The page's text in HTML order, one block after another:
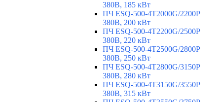
380В, 185 кВт
ПЧ ESQ-500-4T2000G/2200P
380В, 200 кВт
ПЧ ESQ-500-4T2200G/2500P
380В, 220 кВт
ПЧ ESQ-500-4T2500G/2800P
380В, 250 кВт
ПЧ ESQ-500-4T2800G/3150P
380В, 280 кВт
ПЧ ESQ-500-4T3150G/3550P
380В, 315 кВт